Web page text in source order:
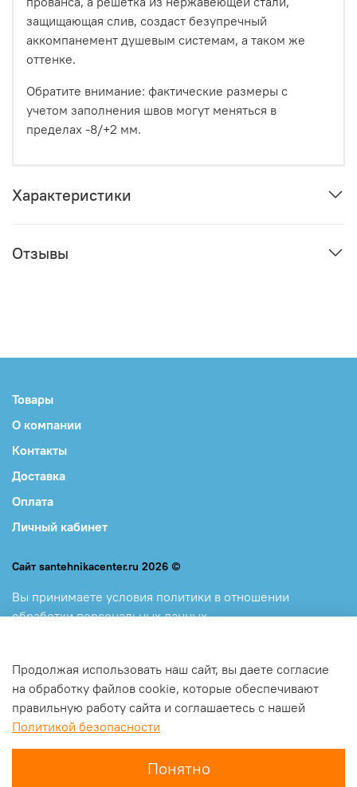
защищающая слив, создаст безупречный
аккомпанемент душевым системам, а таком же
оттенке.
Обратите внимание: фактические размеры с
учетом заполнения швов могут меняться в
пределах -8/+2 мм.
Характеристики
Отзывы
Товары
О компании
Контакты
Доставка
Оплата
Личный кабинет
Сайт santehnikacenter.ru 2026 ©
Вы принимаете условия политики в отношении
обработки персональных данных
оставляете свои данные в любой форме обратной связи
на сайте santehnikacenter.ru
Продолжая использовать наш сайт, вы даете согласие
на обработку файлов cookie, которые обеспечивают
правильную работу сайта и соглашаетесь с нашей
Политикой безопасности
Понятно